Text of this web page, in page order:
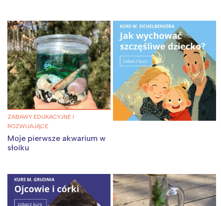
ZABAWY EDUKACYJNE I
ROZWIJAJĄCE
Moje pierwsze akwarium w
słoiku